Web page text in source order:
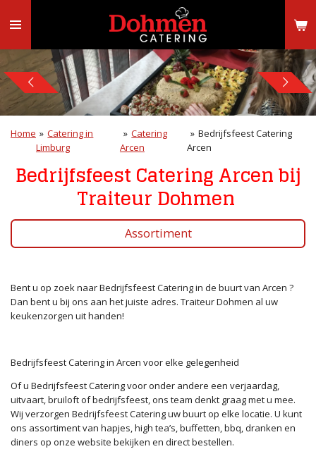
direct
hoofdinhoud
Home » Catering in
Limburg
» Catering
Arcen
» Bedrijfsfeest Catering
Arcen
Bedrijfsfeest Catering Arcen bij
Traiteur Dohmen
Assortiment
Bent u op zoek naar Bedrijfsfeest Catering in de buurt van Arcen ?
Dan bent u bij ons aan het juiste adres. Traiteur Dohmen al uw
keukenzorgen uit handen!
Bedrijfsfeest Catering in Arcen voor elke gelegenheid
Of u Bedrijfsfeest Catering voor onder andere een verjaardag,
uitvaart, bruiloft of bedrijfsfeest, ons team denkt graag met u mee.
Wij verzorgen Bedrijfsfeest Catering uw buurt op elke locatie. U kunt
ons assortiment van hapjes, high tea’s, buffetten, bbq, dranken en
diners op onze website bekijken en direct bestellen.